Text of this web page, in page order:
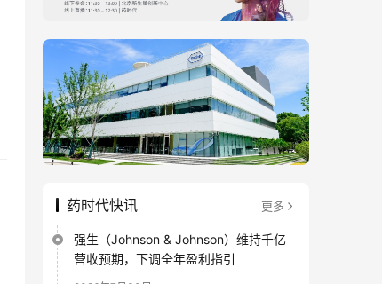
药时代快讯 更多
强生（Johnson & Johnson）维持千亿
营收预期，下调全年盈利指引